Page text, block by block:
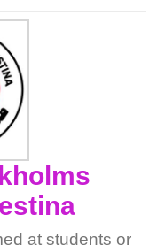
at students or